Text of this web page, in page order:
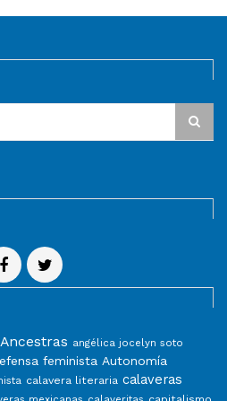
Ancestras angélica jocelyn soto
feminista Autonomía
calavera literaria calaveras